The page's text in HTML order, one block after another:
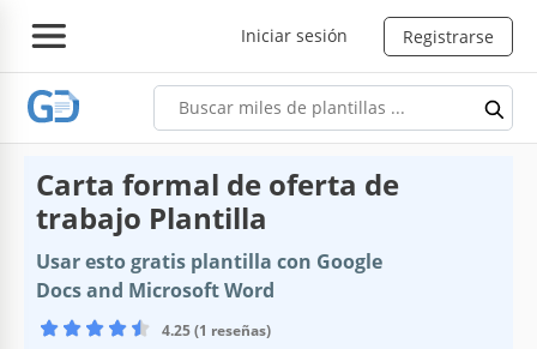
Iniciar sesión Registrarse
Carta formal de oferta de
trabajo Plantilla
Usar esto gratis plantilla con Google
Docs and Microsoft Word
4.25 (1 reseñas)